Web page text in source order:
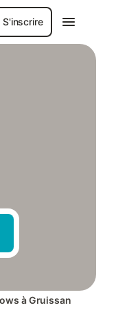
S'inscrire
à Gruissan